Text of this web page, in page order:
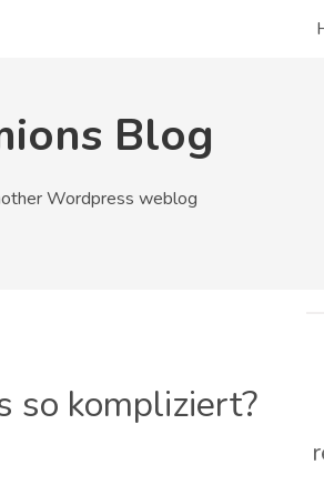
Blog
Wordpress weblog
so kompliziert?